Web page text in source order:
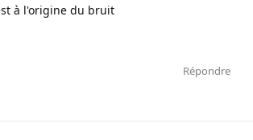
à l'origine du bruit
Répondre